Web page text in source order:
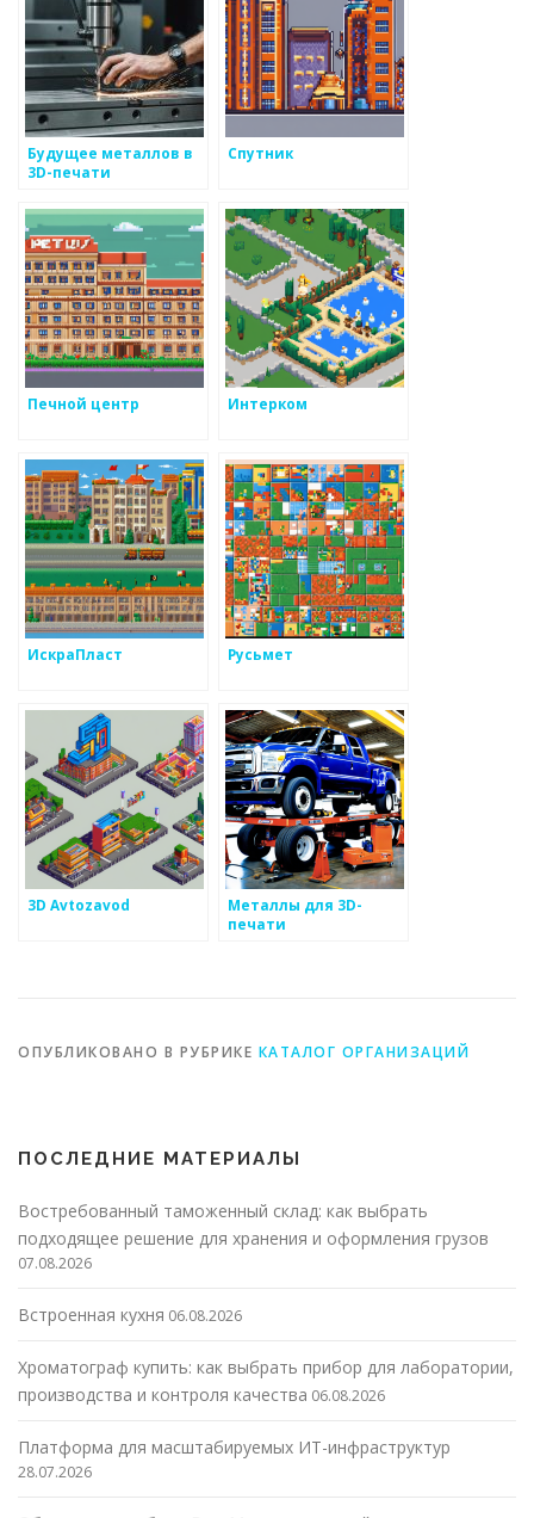
Будущее металлов в
3D-печати
Спутник
Печной центр Интерком
ИскраПласт Русьмет
3D Avtozavod
Металлы для 3D-
печати
ОПУБЛИКОВАНО В РУБРИКЕ КАТАЛОГ ОРГАНИЗАЦИЙ
ПОСЛЕДНИЕ МАТЕРИАЛЫ
Востребованный таможенный склад: как выбрать
подходящее решение для хранения и оформления грузов
07.08.2026
Встроенная кухня 06.08.2026
Хроматограф купить: как выбрать прибор для лаборатории,
производства и контроля качества 06.08.2026
Платформа для масштабируемых ИТ-инфраструктур
28.07.2026